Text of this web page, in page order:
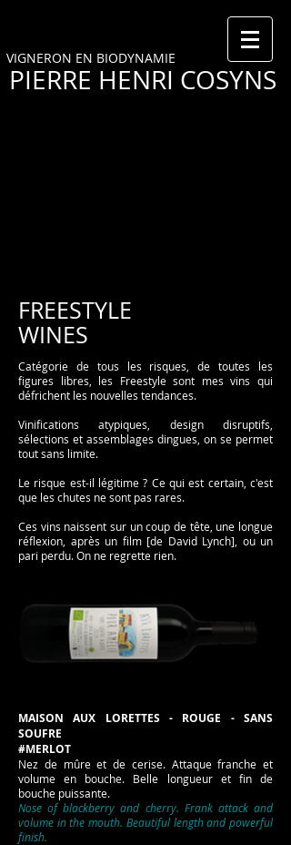
VIGNERON EN BIODYNAMIE
PIERRE HENRI COSYNS
FREESTYLE
WINES
Catégorie de tous les risques, de toutes les
figures libres, les Freestyle sont mes vins qui
défrichent les nouvelles tendances.
Vinifications atypiques, design disruptifs,
sélections et assemblages dingues, on se permet
tout sans limite.
Le risque est-il légitime ? Ce qui est certain, c'est
que les chutes ne sont pas rares.
Ces vins naissent sur un coup de tête, une longue
réflexion, après un film [de David Lynch], ou un
pari perdu. On ne regrette rien.
MAISON AUX LORETTES - ROUGE - SANS
SOUFRE
#MERLOT
Nez de mûre et de cerise. Attaque franche et
volume en bouche. Belle longueur et fin de
bouche puissante.
Nose of blackberry and cherry. Frank attack and
volume in the mouth. Beautiful length and powerful
finish.